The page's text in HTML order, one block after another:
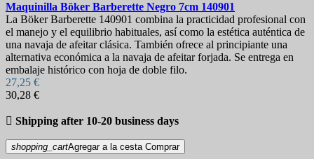
Maquinilla Böker Barberette Negro 7cm 140901
La Böker Barberette 140901 combina la practicidad profesional con
el manejo y el equilibrio habituales, así como la estética auténtica de
una navaja de afeitar clásica. También ofrece al principiante una
alternativa económica a la navaja de afeitar forjada. Se entrega en
embalaje histórico con hoja de doble filo.
27,25 €
30,28 €
 Shipping after 10-20 business days
shopping_cartAgregar a la cesta Comprar